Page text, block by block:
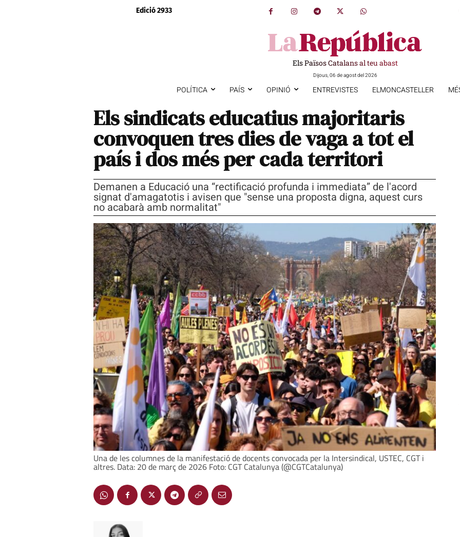
Edició 2933
Els Països Catalans al teu abast
Dijous, 06 de agost del 2026
POLÍTICA PAÍS OPINIÓ ENTREVISTES ELMONCASTELLER
Els sindicats educatius majoritaris
convoquen tres dies de vaga a tot el
país i dos més per cada territori
Demanen a Educació una “rectificació profunda i immediata” de l'acord
signat d'amagatotis i avisen que "sense una proposta digna, aquest curs
no acabarà amb normalitat"
Una de les columnes de la manifestació de docents convocada per la Intersindical, USTEC, CGT i
altres. Data: 20 de març de 2026 Foto: CGT Catalunya (@CGTCatalunya)